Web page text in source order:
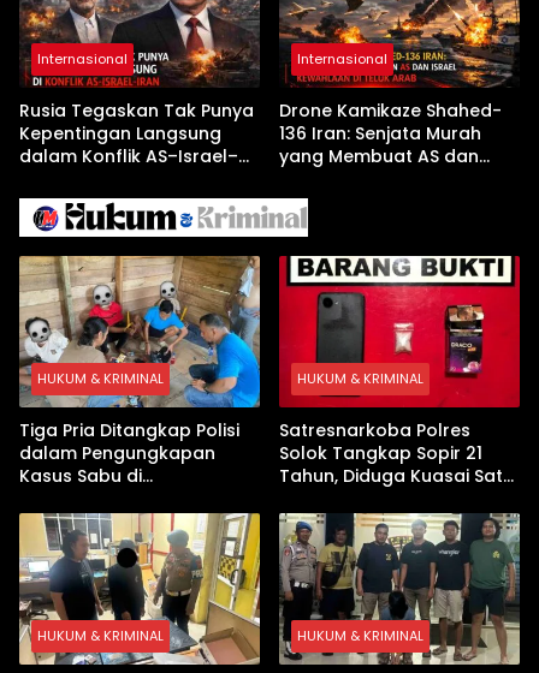
Internasional
Rusia Tegaskan Tak Punya
Kepentingan Langsung
dalam Konflik AS–Israel–
Internasional
Drone Kamikaze Shahed-
136 Iran: Senjata Murah
yang Membuat AS dan
Arab
HUKUM & KRIMINAL
Tiga Pria Ditangkap Polisi
dalam Pengungkapan
Kasus Sabu di
Digital hingga Bong Disita
HUKUM & KRIMINAL
Satresnarkoba Polres
Solok Tangkap Sopir 21
Tahun, Diduga Kuasai Satu
HUKUM & KRIMINAL HUKUM & KRIMINAL